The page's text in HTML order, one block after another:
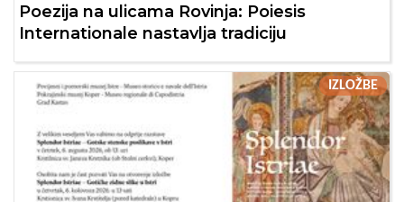
Poezija na ulicama Rovinja: Poiesis
Internationale nastavlja tradiciju
IZLOŽBE